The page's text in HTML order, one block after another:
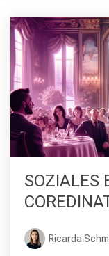
SOZIALES
Ricarda